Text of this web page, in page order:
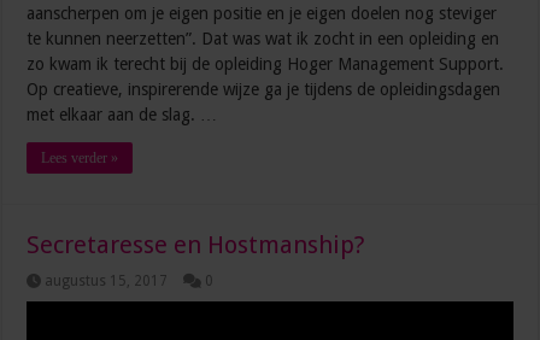
aanscherpen om je eigen positie en je eigen doelen nog steviger
te kunnen neerzetten”. Dat was wat ik zocht in een opleiding en
zo kwam ik terecht bij de opleiding Hoger Management Support.
Op creatieve, inspirerende wijze ga je tijdens de opleidingsdagen
met elkaar aan de slag. …
Lees verder »
Secretaresse en Hostmanship?
augustus 15, 2017 0